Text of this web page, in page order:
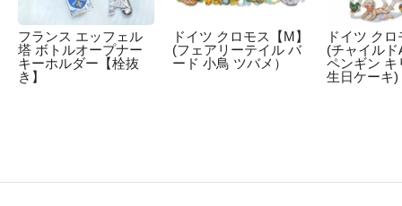
フランス エッフェル
塔 ボトルオープナー
キーホルダー【栓抜
き】
ドイツ クロモス【M】
(フェアリーテイル バ
ード 小鳥 ツバメ）
ドイツ ク
(チャイルド
ペンギン キ
生日ケーキ)